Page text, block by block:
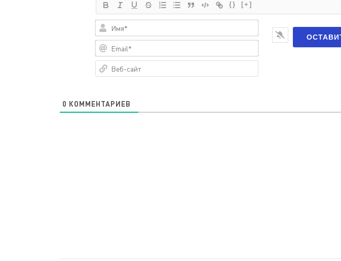
{} [+]
Имя*
Email*
сайт
0 КОММЕНТАРИЕВ